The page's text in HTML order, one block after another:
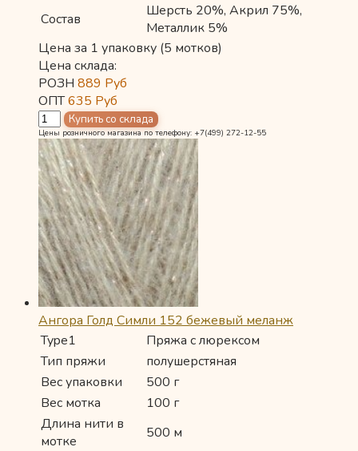
Состав
Шерсть 20%, Акрил 75%,
Металлик 5%
Цена за 1 упаковку (5 мотков)
Цена склада:
РОЗН 889 Руб
ОПТ635 Руб
Цены розничного магазина по телефону: +7(499) 272-12-55
Ангора Голд Симли 152 бежевый меланж
Type1
Пряжа с люрексом
Тип пряжи
полушерстяная
Вес упаковки
500 г
Вес мотка
100 г
Длина нити в
мотке
500 м